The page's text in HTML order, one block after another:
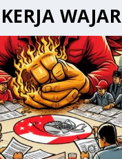
WAJAR